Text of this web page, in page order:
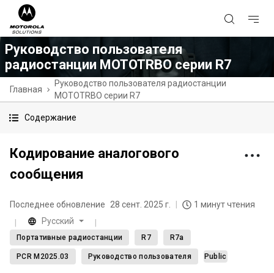
Руководство пользователя
радиостанции MOTOTRBO серии R7
Главная
Руководство пользователя радиостанции
MOTOTRBO серии R7
Содержание
Кодирование аналогового
сообщения
Последнее обновление 28 сент. 2025 г.
1 минут чтения
Русский
Портативные радиостанции R7 R7a
PCR M2025.03 Руководство пользователя Public